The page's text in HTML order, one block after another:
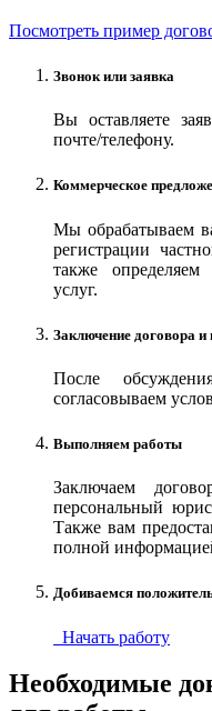
Посмотреть пример
Звонок или заявка
Вы оставляете
почте/телефону.
Коммерческое
Мы обрабатываем
регистрации
также
услуг.
Заключение договора
После
согласовываем
Выполняем работы
Заключаем
персональный
Также вам
полной
Добиваемся
Начать работу
Необходимые